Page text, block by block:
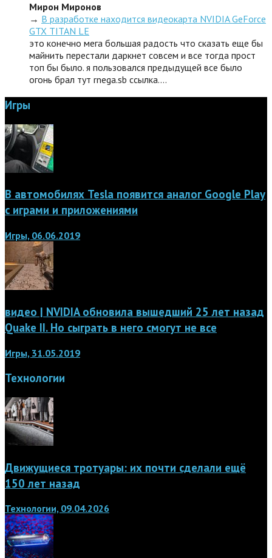
Мирон Миронов
→ В разработке находится видеокарта NVIDIA GeForce
GTX TITAN LE
это конечно мега большая радость что сказать еще бы
майнить перестали даркнет совсем и все тогда прост
топ бы было. я пользовался предыдущей все было
огонь брал тут rnega.sb ссылка.…
Игры
В автомобилях Tesla появится аналог Google Play
с играми и приложениями
Игры, 06.06.2019
видео | NVIDIA обновила вышедший 25 лет назад
Quake II. Но сыграть в него смогут не все
Игры, 31.05.2019
Технологии
Движущиеся тротуары: их почти сделали ещё
150 лет назад
Технологии, 09.04.2026